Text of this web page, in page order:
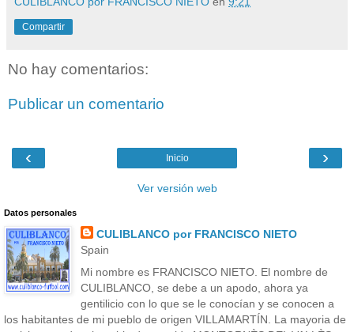
Compartir
No hay comentarios:
Publicar un comentario
‹ ›
Inicio
Ver versión web
Datos personales
CULIBLANCO por FRANCISCO NIETO
Spain
Mi nombre es FRANCISCO NIETO. El nombre de
CULIBLANCO, se debe a un apodo, ahora ya
gentilicio con lo que se le conocían y se conocen a
los habitantes de mi pueblo de origen VILLAMARTÍN. La mayoria de